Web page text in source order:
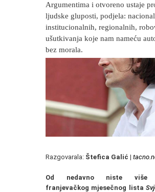
Argumentima i otvoreno ustaje
ljudske gluposti, podjela:
institucionalnih, regionalnih,
ušutkivanja koje nam nameću
bez morala.
Razgovarala: Štefica Galić |
Od nedavno niste više
franjevačkog mjesečnog lista